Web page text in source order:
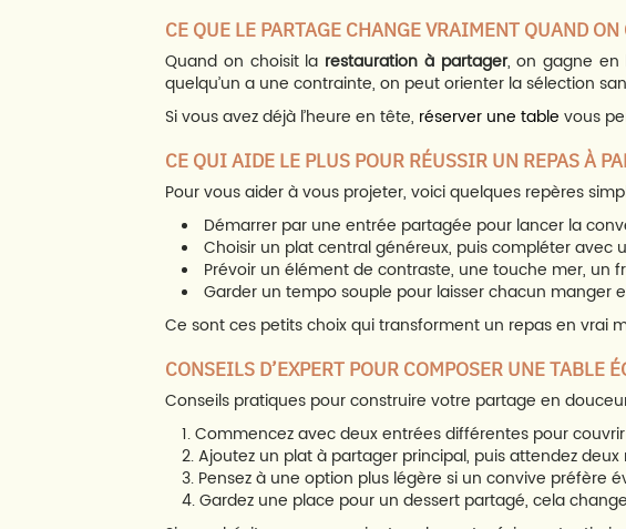
CE QUE LE PARTAGE CHANGE VRAIMENT QUAND
Quand on choisit la restauration à partager, on gagne en
quelqu’un a une contrainte, on peut orienter la sélection
Si vous avez déjà l’heure en tête, réserver une table vous
CE QUI AIDE LE PLUS POUR RÉUSSIR UN REPAS À
Pour vous aider à vous projeter, voici quelques repères
Démarrer par une entrée partagée pour lancer la
Choisir un plat central généreux, puis compléter avec
Prévoir un élément de contraste, une touche mer, un
Garder un tempo souple pour laisser chacun manger
Ce sont ces petits choix qui transforment un repas en vrai
CONSEILS D’EXPERT POUR COMPOSER UNE
Conseils pratiques pour construire votre partage en
Commencez avec deux entrées différentes pour
Ajoutez un plat à partager principal, puis attendez
Pensez à une option plus légère si un convive préfère
Gardez une place pour un dessert partagé, cela